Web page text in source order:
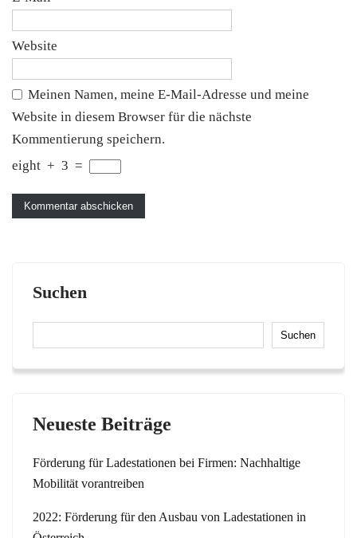
Website
Meinen Namen, meine E-Mail-Adresse und meine
Website in diesem Browser für die nächste
Kommentierung speichern.
eight + 3 =
Suchen
Suchen
Neueste Beiträge
Förderung für Ladestationen bei Firmen: Nachhaltige
Mobilität vorantreiben
2022: Förderung für den Ausbau von Ladestationen in